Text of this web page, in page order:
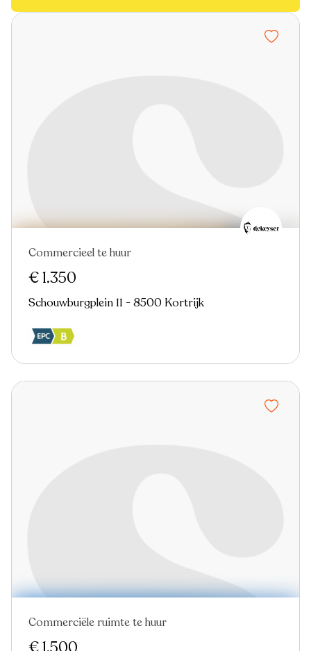
Nieuw
Commercieel te huur
€ 1.350
Schouwburgplein 11 - 8500 Kortrijk
Nieuw
Commerciële ruimte te huur